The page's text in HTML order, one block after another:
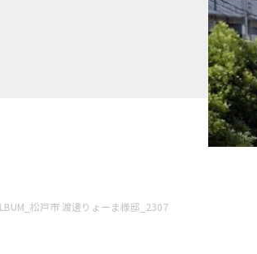
松戸市 渡邊りょーま様邸_2307